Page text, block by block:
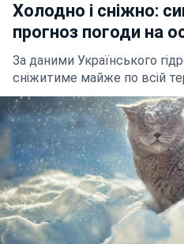
Холодно і сніжно:
прогноз погоди на
За даними Українського
сніжитиме майже по всій